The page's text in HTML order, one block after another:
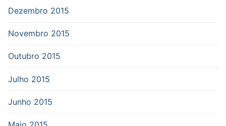
Dezembro 2015
Novembro 2015
Outubro 2015
Julho 2015
Junho 2015